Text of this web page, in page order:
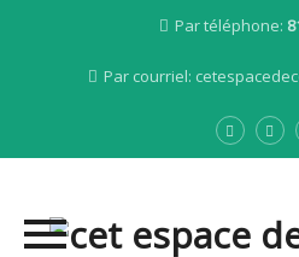
Par téléphone:
Par courriel: